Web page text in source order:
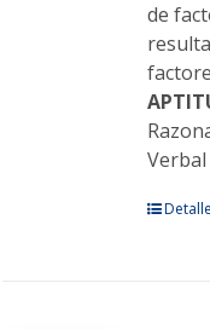
de
Este